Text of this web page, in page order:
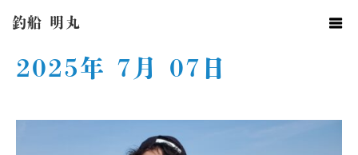
釣船 明丸2025年 7月 07日
2025年 7月 07日